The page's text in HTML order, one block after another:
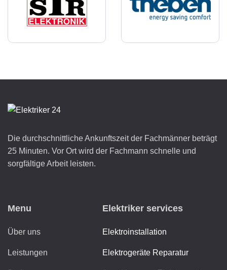
Die durchschnittliche Ankunftszeit der Fachmänner beträgt
25 Minuten. Vor Ort wird der Fachmann schnelle und
sorgfältige Arbeit leisten.
Menu
Über uns
Leistungen
Elektriker services
Elektroinstallation
Elektrogeräte Reparatur